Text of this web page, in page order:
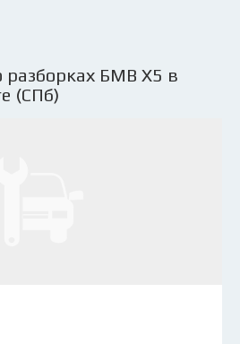
разборках БМВ Х5 в
(СПб)